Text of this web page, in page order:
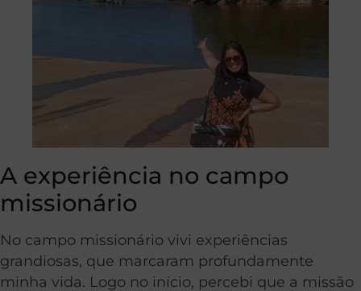
A experiência no campo
missionário
No campo missionário vivi experiências
grandiosas, que marcaram profundamente
minha vida. Logo no início, percebi que a missão